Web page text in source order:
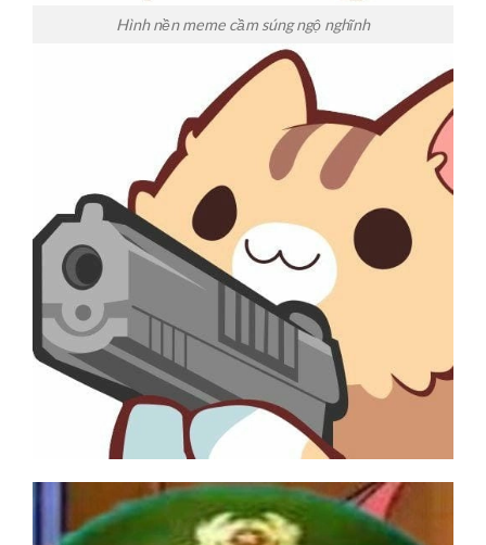
Hình nền meme cầm súng ngộ nghĩnh